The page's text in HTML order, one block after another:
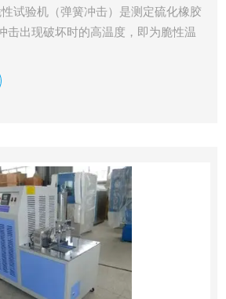
试验机（弹簧冲击）是测定硫化橡胶
击出现破坏时的高温度，即为脆性温
不同橡胶材料或不同配方的硫化橡胶的
优劣。因此无论在科学研究材料及其制